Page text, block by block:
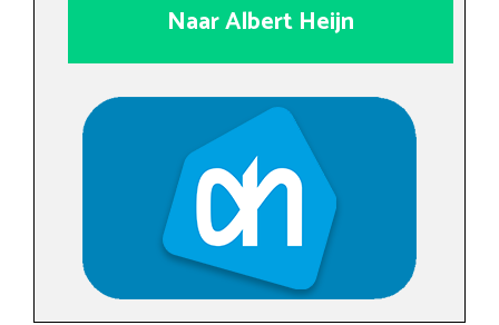
Naar Albert Heijn